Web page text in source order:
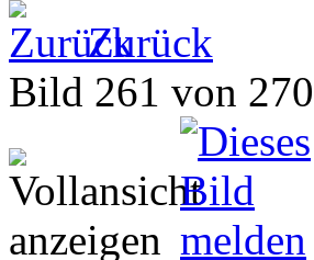
Zurück
Bild 261 von 270